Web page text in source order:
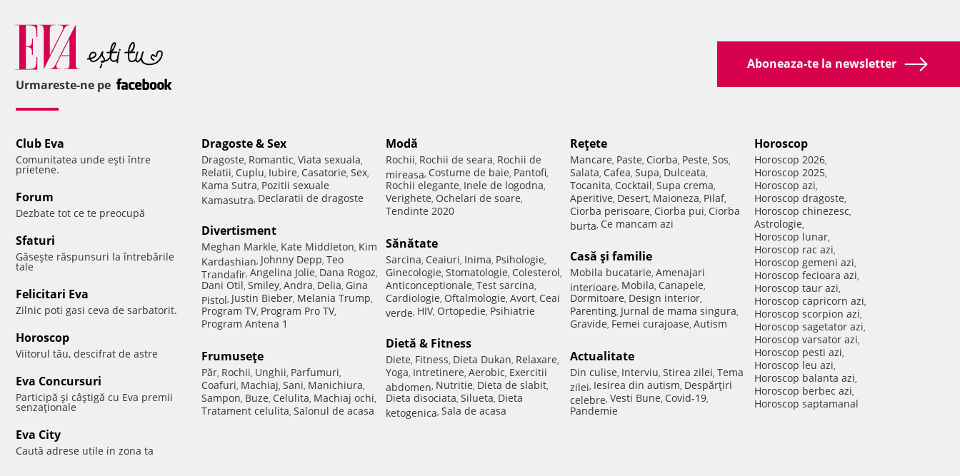
Aboneaza-te la newsletter
Urmareste-ne pe
Club Eva
Comunitatea unde eşti între
prietene.
Forum
Dezbate tot ce te preocupă
Sfaturi
Găseşte răspunsuri la întrebările
tale
Felicitari Eva
Zilnic poti gasi ceva de sarbatorit.
Horoscop
Viitorul tău, descifrat de astre
Eva Concursuri
Participă şi câştigă cu Eva premii
senzaţionale
Eva City
Caută adrese utile in zona ta
Dragoste & Sex
Dragoste, Romantic, Viata sexuala,
Relatii, Cuplu, Iubire, Casatorie, Sex,
Kama Sutra, Pozitii sexuale
Kamasutra, Declaratii de dragoste
Divertisment
Meghan Markle, Kate Middleton, Kim
Kardashian, Johnny Depp, Teo
Trandafir, Angelina Jolie, Dana Rogoz,
Dani Otil, Smiley, Andra, Delia, Gina
Pistol, Justin Bieber, Melania Trump,
Program TV, Program Pro TV,
Program Antena 1
Frumuseţe
Păr, Rochii, Unghii, Parfumuri,
Coafuri, Machiaj, Sani, Manichiura,
Sampon, Buze, Celulita, Machiaj ochi,
Tratament celulita, Salonul de acasa
Modă
Rochii, Rochii de seara, Rochii de
mireasa, Costume de baie, Pantofi,
Rochii elegante, Inele de logodna,
Verighete, Ochelari de soare,
Tendinte 2020
Sănătate
Sarcina, Ceaiuri, Inima, Psihologie,
Ginecologie, Stomatologie, Colesterol,
Anticonceptionale, Test sarcina,
Cardiologie, Oftalmologie, Avort, Ceai
verde, HIV, Ortopedie, Psihiatrie
Dietă & Fitness
Diete, Fitness, Dieta Dukan, Relaxare,
Yoga, Intretinere, Aerobic, Exercitii
abdomen, Nutritie, Dieta de slabit,
Dieta disociata, Silueta, Dieta
ketogenica, Sala de acasa
Reţete
Mancare, Paste, Ciorba, Peste, Sos,
Salata, Cafea, Supa, Dulceata,
Tocanita, Cocktail, Supa crema,
Aperitive, Desert, Maioneza, Pilaf,
Ciorba perisoare, Ciorba pui, Ciorba
burta, Ce mancam azi
Casă şi familie
Mobila bucatarie, Amenajari
interioare, Mobila, Canapele,
Dormitoare, Design interior,
Parenting, Jurnal de mama singura,
Gravide, Femei curajoase, Autism
Actualitate
Din culise, Interviu, Stirea zilei, Tema
zilei, Iesirea din autism, Despărţiri
celebre, Vesti Bune, Covid-19,
Pandemie
Horoscop
Horoscop 2026,
Horoscop 2025,
Horoscop azi,
Horoscop dragoste,
Horoscop chinezesc,
Astrologie,
Horoscop lunar,
Horoscop rac azi,
Horoscop gemeni azi,
Horoscop fecioara azi,
Horoscop taur azi,
Horoscop capricorn azi,
Horoscop scorpion azi,
Horoscop sagetator azi,
Horoscop varsator azi,
Horoscop pesti azi,
Horoscop leu azi,
Horoscop balanta azi,
Horoscop berbec azi,
Horoscop saptamanal